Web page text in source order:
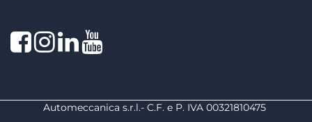
FacebookInstagram
linkedin
Automeccanica s.r.l.- C.F. e P. IVA 00321810475